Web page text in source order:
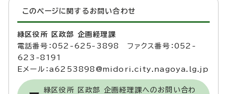
このページに関する お問い合わせ
緑区役所 区政部 企画経理課
電話番号：052-625-3898 ファクス番号：052-
623-8191
Eメール：a6253898@midori.city.nagoya.lg.jp
緑区役所 区政部 企画経理課へのお問い合わ